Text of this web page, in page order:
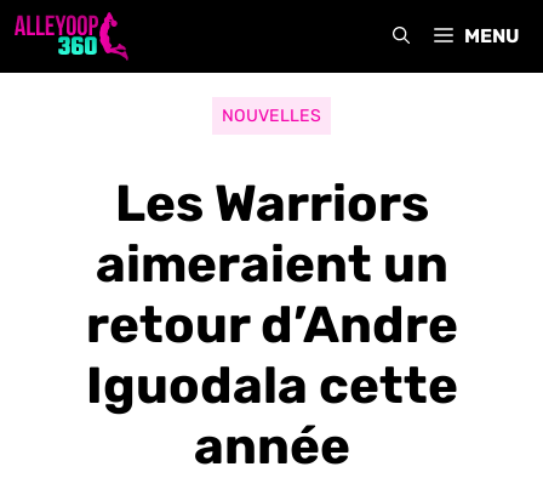
Aller
MENU
NOUVELLES
Les Warriors
aimeraient un
retour d’Andre
Iguodala cette
année